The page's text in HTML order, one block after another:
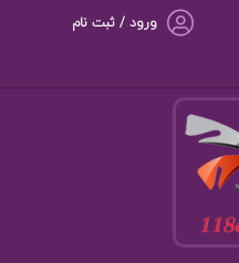
ورود / ثبت نام